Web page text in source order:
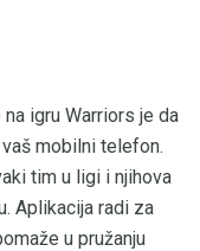
igru ​​Warriors je da
mobilni telefon.
tim u ligi i njihova
Aplikacija radi za
u pružanju